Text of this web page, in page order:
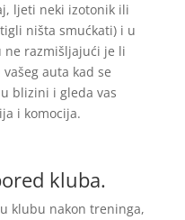
ljeti neki izotonik ili
ništa smućkati) i u
ne razmišljajući je li
auta kad se
blizini i gleda vas
i komocija.
kluba.
klubu nakon treninga,